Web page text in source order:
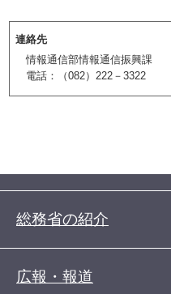
連絡先
情報通信部情報通信振興課
電話：（082）222－3322
総務省の紹介
広報・報道